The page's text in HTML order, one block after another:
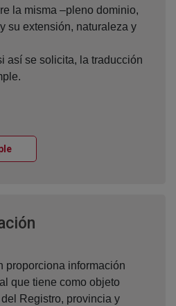
la misma –pleno dominio,
su extensión, naturaleza y
así se solicita, la traducción
Ventana nueva
proporciona información
que tiene como objeto
Registro, provincia y